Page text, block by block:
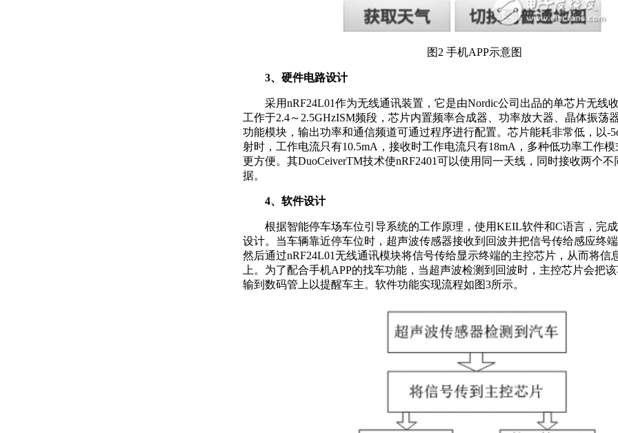
图2 手机APP示意图
3、硬件电路设计
采用nRF24L01作为无线通讯装置，它是由Nordic公司出品的单芯片无线
工作于2.4～2.5GHzISM频段，芯片内置频率合成器、功率放大器、晶体振荡
功能模块，输出功率和通信频道可通过程序进行配置。芯片能耗非常低，以-
射时，工作电流只有10.5mA，接收时工作电流只有18mA，多种低功率工作
更方便。其DuoCeiverTM技术使nRF2401可以使用同一天线，同时接收两个不
据。
4、软件设计
根据智能停车场车位引导系统的工作原理，使用KEIL软件和C语言，完
设计。当车辆靠近停车位时，超声波传感器接收到回波并把信号传给感应终端
然后通过nRF24L01无线通讯模块将信号传给显示终端的主控芯片，从而将信
上。为了配合手机APP的找车功能，当超声波检测到回波时，主控芯片会把
输到数码管上以提醒车主。软件功能实现流程如图3所示。